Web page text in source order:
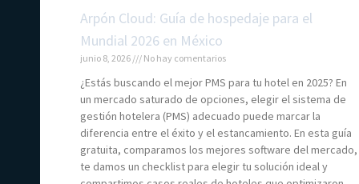
Arpón Cloud: Guía de hospedaje para el
Mundial 2026 en México
junio 8, 2026 No hay comentarios
¿Estás buscando el mejor PMS para tu hotel en 2025? En
un mercado saturado de opciones, elegir el sistema de
gestión hotelera (PMS) adecuado puede marcar la
diferencia entre el éxito y el estancamiento. En esta guía
gratuita, comparamos los mejores software del mercado,
te damos un checklist para elegir tu solución ideal y